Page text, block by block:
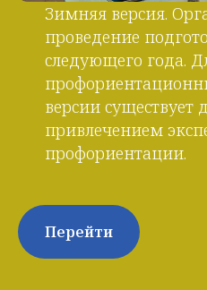
Зимняя версия.
проведение
следующего года.
версии существует
привлечением
профориентации.
Перейти